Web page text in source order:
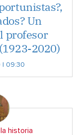
Un
profesor
2020)
| 09:30
historia